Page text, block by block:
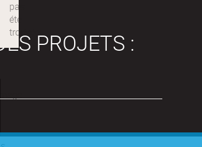
PROJETS :